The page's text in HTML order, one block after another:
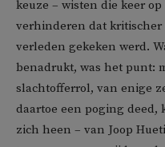
keuze – wisten die keer
verhinderen dat
verleden gekeken werd.
benadrukt, was het punt:
slachtofferrol, van enige
daartoe een poging deed,
zich heen – van Joop